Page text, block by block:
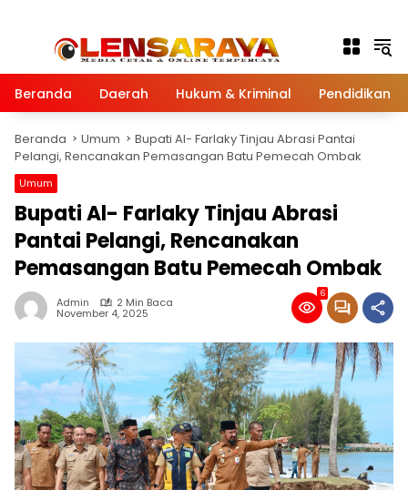
Beranda Daerah Hukum & Kriminal Pendidikan
Beranda Umum
Bupati Al- Farlaky Tinjau Abrasi Pantai
Pelangi, Rencanakan Pemasangan Batu Pemecah Ombak
Umum
Bupati Al- Farlaky Tinjau Abrasi
Pantai Pelangi, Rencanakan
Pemasangan Batu Pemecah Ombak
Admin 2 Min Baca
November 4, 2025
6